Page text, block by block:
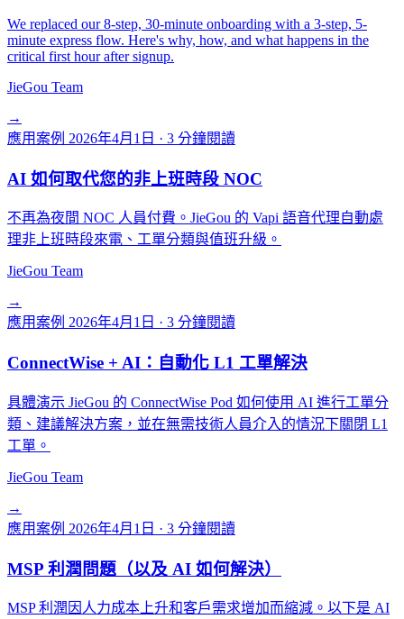
We replaced our 8-step, 30-minute onboarding with a 3-step, 5-
minute express flow. Here's why, how, and what happens in the
critical first hour after signup.
JieGou Team
→
應用案例 2026年4月1日 · 3 分鐘閱讀
AI 如何取代您的非上班時段 NOC
不再為夜間 NOC 人員付費。JieGou 的 Vapi 語音代理自動處
理非上班時段來電、工單分類與值班升級。
JieGou Team
→
應用案例 2026年4月1日 · 3 分鐘閱讀
ConnectWise + AI：自動化 L1 工單解決
具體演示 JieGou 的 ConnectWise Pod 如何使用 AI 進行工單分
類、建議解決方案，並在無需技術人員介入的情況下關閉 L1
工單。
JieGou Team
→
應用案例 2026年4月1日 · 3 分鐘閱讀
MSP 利潤問題（以及 AI 如何解決）
MSP 利潤因人力成本上升和客戶需求增加而縮減。以下是 AI